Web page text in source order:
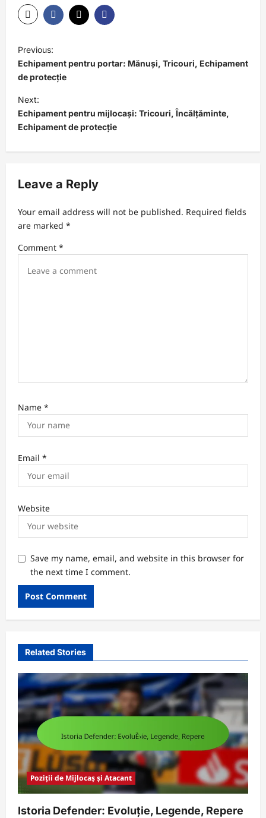
o
s
t
n
a
v
g
a
t
i
Previous:
Echipament pentru portar: Mănuși, Tricouri, Echipament
de protecție
Next:
Echipament pentru mijlocași: Tricouri, Încălțăminte,
Echipament de protecție
Leave a Reply
Your email address will not be published. Required fields
are marked *
Comment *
Name *
Email *
Website
Save my name, email, and website in this browser for
the next time I comment.
Related Stories
Poziții de Mijlocaș și Atacant
Istoria Defender: Evoluție, Legende, Repere